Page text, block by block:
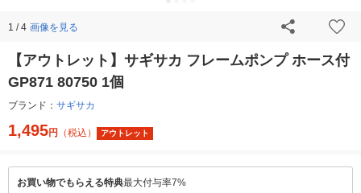
1 / 4 画像を見る
【アウトレット】サギサカ フレームポンプ ホース付
GP871 80750 1個
ブランド： サギサカ
1,495円 （税込） アウトレット
お買い物でもらえる特典最大付与率7%